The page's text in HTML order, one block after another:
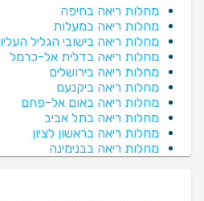
מחלות ריאה בחיפה
מחלות ריאה במעלות
מחלות ריאה בישובי הגליל
מחלות ריאה בדלית אל-כרמל
מחלות ריאה בירושלים
מחלות ריאה ביקנעם
מחלות ריאה באום אל-פחם
מחלות ריאה בתל אביב
מחלות ריאה בראשון לציון
מחלות ריאה בבנימינה